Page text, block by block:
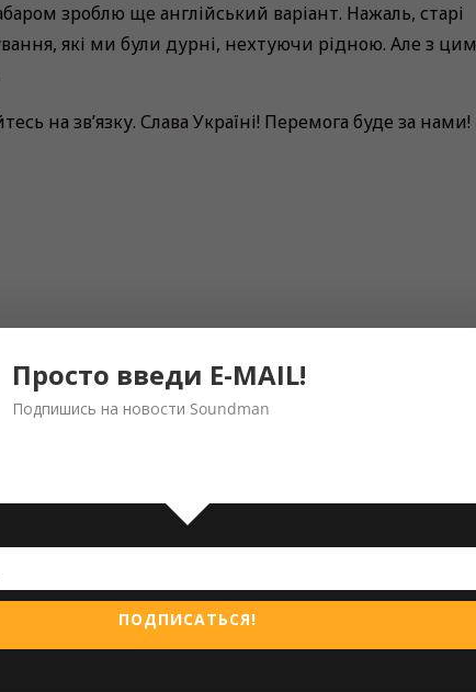
зроблю ще англійський варіант. Нажаль, старі
які ми були дурні, нехтуючи рідною. Але з цим
на зв’язку. Слава Україні! Перемога буде за нами!
Просто введи E-MAIL!
Подпишись на новости Soundman
ПОДПИСАТЬСЯ!